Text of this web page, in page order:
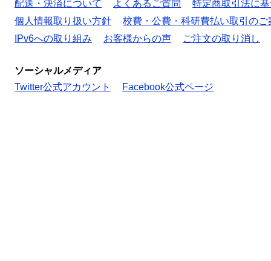
配送・決済について よくあるご質問
特定商取引法に
個人情報取り扱い方針
校費・公費・科研費払い取引のご
IPv6への取り組み
お客様からの声 ご注文の取り消し
ソーシャルメディア
Twitter公式アカウント
Facebook公式ページ